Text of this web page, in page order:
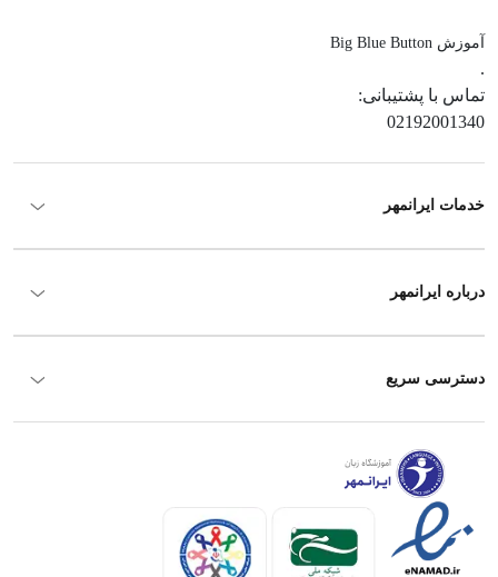
آموزش Big Blue Button
.
تماس با پشتیبانی:
02192001340
خدمات ایرانمهر
درباره ایرانمهر
دسترسی سریع